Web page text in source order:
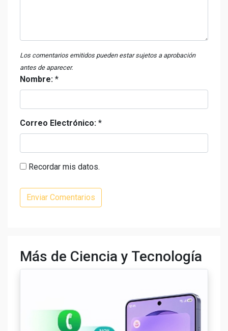
Los comentarios emitidos pueden estar sujetos a aprobación
antes de aparecer.
Nombre: *
Correo Electrónico: *
Recordar mis datos.
Más de Ciencia y Tecnología